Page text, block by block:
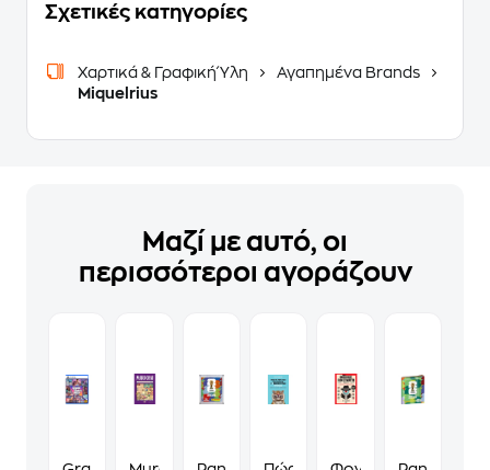
Σχετικές κατηγορίες
Χαρτικά & Γραφική Ύλη
Αγαπημένα Brands
Miquelrius
Μαζί με αυτό, οι
περισσότεροι αγοράζουν